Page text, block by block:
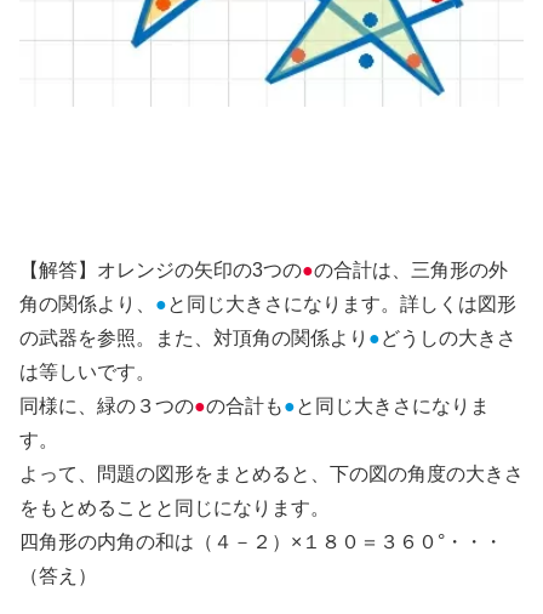
【解答】オレンジの矢印の3つの●の合計は、三角形の外
角の関係より、 ●と同じ大きさになります。詳しくは図形
の武器を参照。また、対頂角の関係より ●どうしの大きさ
は等しいです。
同様に、緑の３つの●の合計も●と同じ大きさになりま
す。
よって、問題の図形をまとめると、下の図の角度の大きさ
をもとめることと同じになります。
四角形の内角の和は（４－２）×１８０＝３６０°・・・
（答え）